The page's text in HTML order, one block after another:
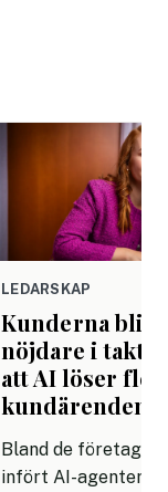
LEDARSKAP
Kunderna blir
nöjdare i takt
att AI löser fler
kundärenden
Bland de företag
infört AI-agenter i